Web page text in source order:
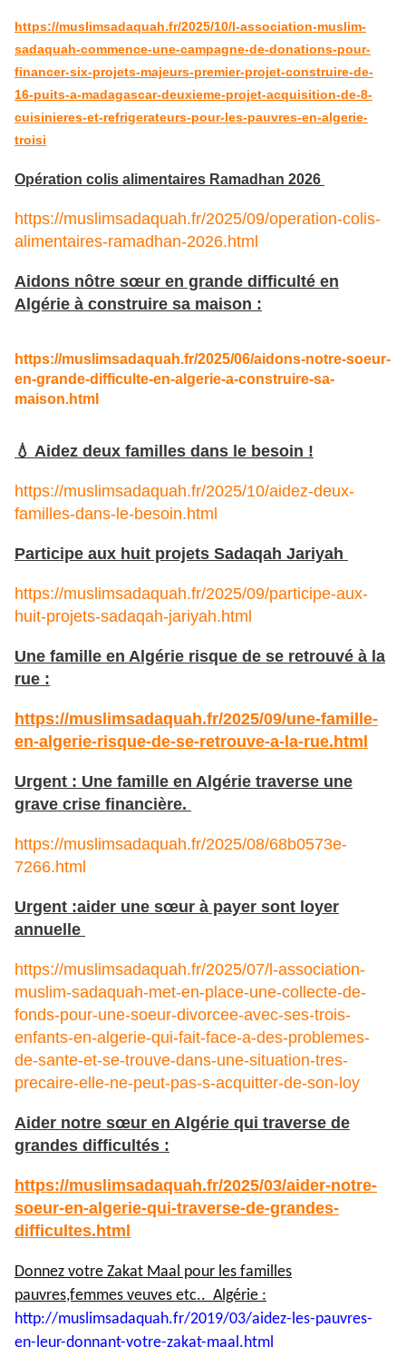
https://muslimsadaquah.fr/2025/10/l-association-muslim-
sadaquah-commence-une-campagne-de-donations-pour-
financer-six-projets-majeurs-premier-projet-construire-de-
16-puits-a-madagascar-deuxieme-projet-acquisition-de-8-
cuisinieres-et-refrigerateurs-pour-les-pauvres-en-algerie-
troisi
Opération colis alimentaires Ramadhan 2026
https://muslimsadaquah.fr/2025/09/operation-colis-
alimentaires-ramadhan-2026.html
Aidons nôtre sœur en grande difficulté en
Algérie à construire sa maison :
https://muslimsadaquah.fr/2025/06/aidons-notre-soeur-
en-grande-difficulte-en-algerie-a-construire-sa-
maison.html
💧 Aidez deux familles dans le besoin !
https://muslimsadaquah.fr/2025/10/aidez-deux-
familles-dans-le-besoin.html
Participe aux huit projets Sadaqah Jariyah
https://muslimsadaquah.fr/2025/09/participe-aux-
huit-projets-sadaqah-jariyah.html
Une famille en Algérie risque de se retrouvé à la
rue :
https://muslimsadaquah.fr/2025/09/une-famille-
en-algerie-risque-de-se-retrouve-a-la-rue.html
Urgent : Une famille en Algérie traverse une
grave crise financière.
https://muslimsadaquah.fr/2025/08/68b0573e-
7266.html
Urgent :aider une sœur à payer sont loyer
annuelle
https://muslimsadaquah.fr/2025/07/l-association-
muslim-sadaquah-met-en-place-une-collecte-de-
fonds-pour-une-soeur-divorcee-avec-ses-trois-
enfants-en-algerie-qui-fait-face-a-des-problemes-
de-sante-et-se-trouve-dans-une-situation-tres-
precaire-elle-ne-peut-pas-s-acquitter-de-son-loy
Aider notre sœur en Algérie qui traverse de
grandes difficultés :
https://muslimsadaquah.fr/2025/03/aider-notre-
soeur-en-algerie-qui-traverse-de-grandes-
difficultes.html
Donnez votre Zakat Maal pour les familles
pauvres,femmes veuves etc.. Algérie :
http://muslimsadaquah.fr/2019/03/aidez-les-pauvres-
en-leur-donnant-votre-zakat-maal.html